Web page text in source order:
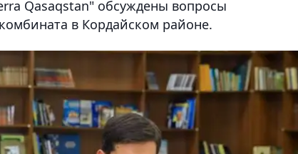
Qasaqstan" обсуждены вопросы
в Кордайском районе.